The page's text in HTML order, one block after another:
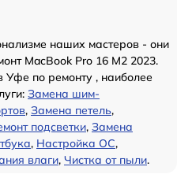
наших мастеров - они
MacBook Pro 16 M2 2023.
по ремонту , наиболее
Замена шим-
, Замена петель,
подсветки, Замена
, Настройка ОС,
влаги, Чистка от пыли.